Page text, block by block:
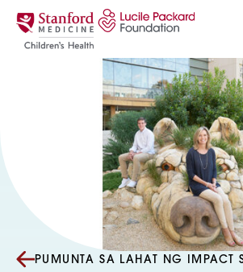
Lumaktaw sa nilalaman
PUMUNTA SA LAHAT NG IMPACT